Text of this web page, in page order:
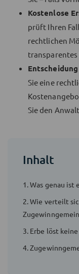
Kostenlose
prüft Ihren
rechtlichen
transparentes
Sie eine
Sie den
Inhalt
1. Was genau
2. Wie verteilt
3. Erbe löst
4.